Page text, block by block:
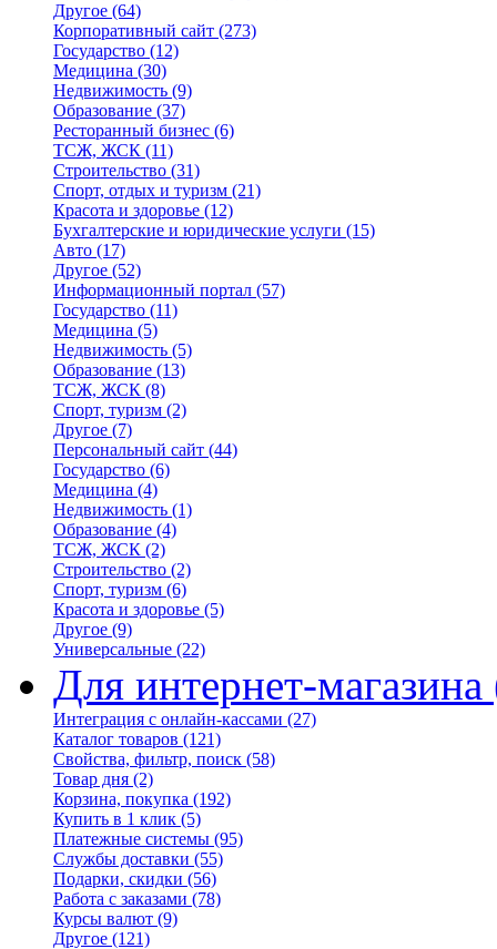
Другое (64)
Корпоративный сайт (273)
Государство (12)
Медицина (30)
Недвижимость (9)
Образование (37)
Ресторанный бизнес (6)
ТСЖ, ЖСК (11)
Строительство (31)
Спорт, отдых и туризм (21)
Красота и здоровье (12)
Бухгалтерские и юридические услуги (15)
Авто (17)
Другое (52)
Информационный портал (57)
Государство (11)
Медицина (5)
Недвижимость (5)
Образование (13)
ТСЖ, ЖСК (8)
Спорт, туризм (2)
Другое (7)
Персональный сайт (44)
Государство (6)
Медицина (4)
Недвижимость (1)
Образование (4)
ТСЖ, ЖСК (2)
Строительство (2)
Спорт, туризм (6)
Красота и здоровье (5)
Другое (9)
Универсальные (22)
Для интернет-магазина
Интеграция с онлайн-кассами (27)
Каталог товаров (121)
Свойства, фильтр, поиск (58)
Товар дня (2)
Корзина, покупка (192)
Купить в 1 клик (5)
Платежные системы (95)
Службы доставки (55)
Подарки, скидки (56)
Работа с заказами (78)
Курсы валют (9)
Другое (121)